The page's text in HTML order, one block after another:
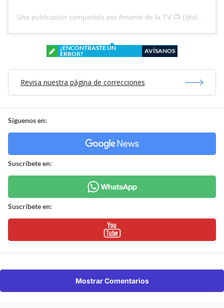
Una publicación compartida por Amante de la TV 📺 (@alguien_te_observa)
¿ENCONTRASTE UN
ERROR?
AVÍSANOS
Revisa nuestra página de correcciones
Síguenos en:
Suscríbete en:
Suscríbete en:
Mostrar Comentarios